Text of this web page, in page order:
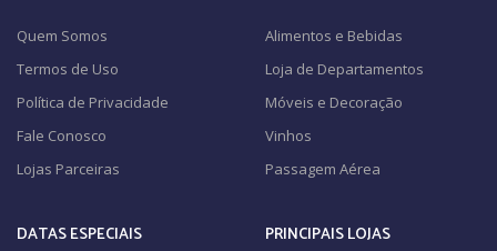
Quem Somos
Termos de Uso
Política de Privacidade
Fale Conosco
Lojas Parceiras
Alimentos e Bebidas
Loja de Departamentos
Móveis e Decoração
Vinhos
Passagem Aérea
DATAS ESPECIAIS PRINCIPAIS LOJAS